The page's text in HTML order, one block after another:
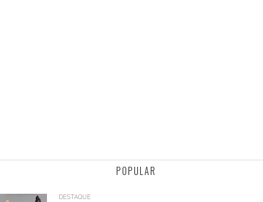
POPULAR
DESTAQUE